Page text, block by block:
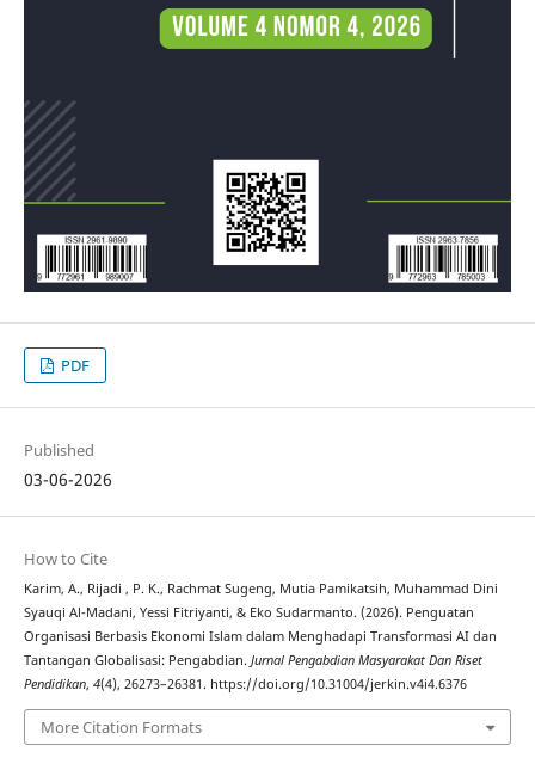
PDF
Published
03-06-2026
How to Cite
Karim, A., Rijadi , P. K., Rachmat Sugeng, Mutia Pamikatsih, Muhammad Dini
Syauqi Al-Madani, Yessi Fitriyanti, & Eko Sudarmanto. (2026). Penguatan
Organisasi Berbasis Ekonomi Islam dalam Menghadapi Transformasi AI dan
Tantangan Globalisasi: Pengabdian. Jurnal Pengabdian Masyarakat Dan Riset
Pendidikan, 4(4), 26273–26381. https://doi.org/10.31004/jerkin.v4i4.6376
More Citation Formats